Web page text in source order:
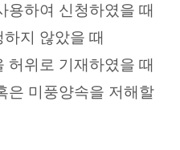
용하여 신청하였을 때
지 않았을 때
허위로 기재하였을 때
은 미풍양속을 저해할